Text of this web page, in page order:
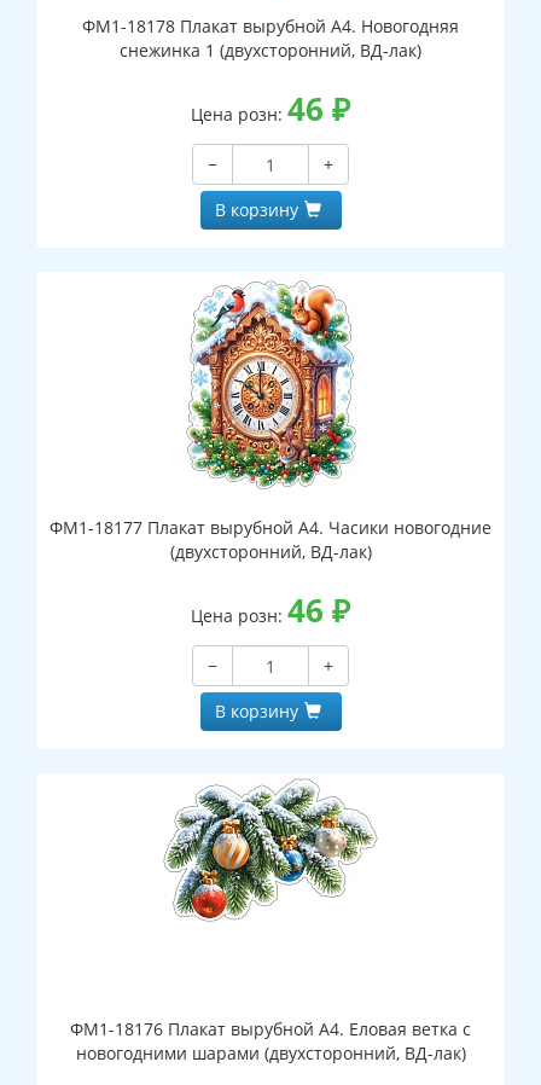
ФМ1-18178 Плакат вырубной А4. Новогодняя
снежинка 1 (двухсторонний, ВД-лак)
Цена розн: 46 ₽
−
+
В корзину
ФМ1-18177 Плакат вырубной А4. Часики новогодние
(двухсторонний, ВД-лак)
Цена розн: 46 ₽
−
+
В корзину
ФМ1-18176 Плакат вырубной А4. Еловая ветка с
новогодними шарами (двухсторонний, ВД-лак)